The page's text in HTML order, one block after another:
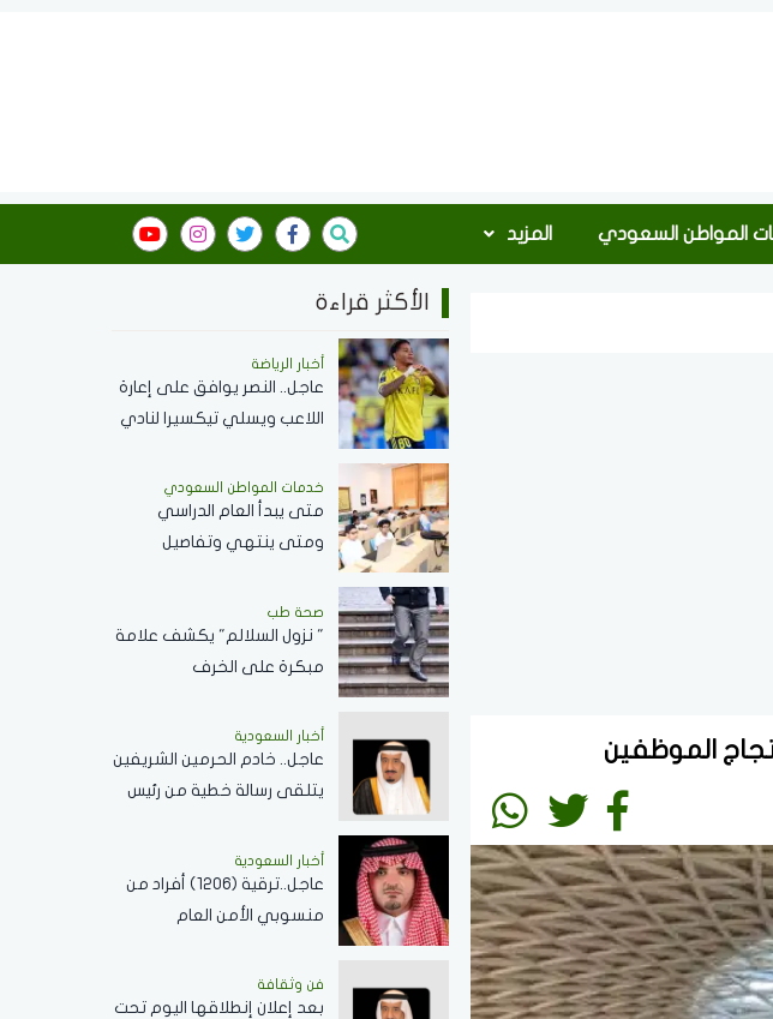
المواطن السعودي المزيد
الموظفين
الأكثر قراءة
أخبار الرياضة
عاجل.. النصر يوافق على إعارة
اللاعب ويسلي تيكسيرا لنادي
واحد
خدمات المواطن السعودي
‏متى يبدأ العام الدراسي
ومتى ينتهي وتفاصيل
صحة طب
" نزول السلالم" يكشف علامة
مبكرة على الخرف
أخبار السعودية
عاجل.. خادم الحرمين الشريفين
يتلقى رسالة خطية من رئيس
العلاقات الثنائية
أخبار السعودية
عاجل..ترقية (1206) أفراد من
منسوبي الأمن العام
فن وثقافة
بعد إعلان إنطلاقها اليوم تحت